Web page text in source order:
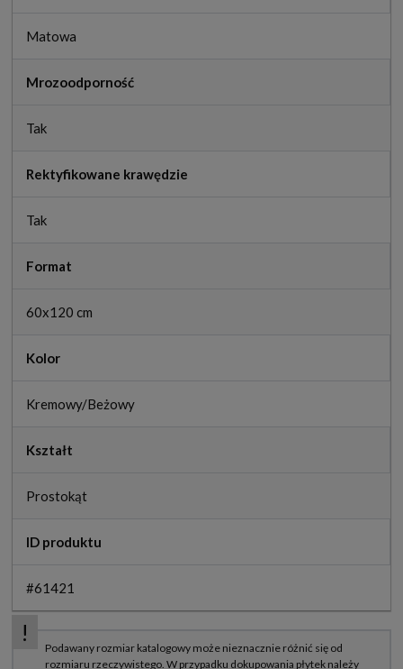
Matowa
Mrozoodporność
Tak
Rektyfikowane krawędzie
Tak
Format
60x120 cm
Kolor
Kremowy/Beżowy
Kształt
Prostokąt
ID produktu
#61421